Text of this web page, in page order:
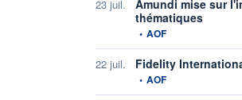
23 juil.
Amundi mise sur
thématiques
information fournie par
• AOF
22 juil. Fidelity
information fournie par
• AOF